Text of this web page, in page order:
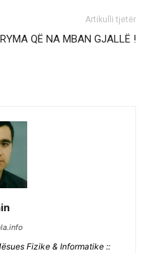
Artikulli tjetër
QË NA MBAN GJALLË !
Fizike & Informatike ::